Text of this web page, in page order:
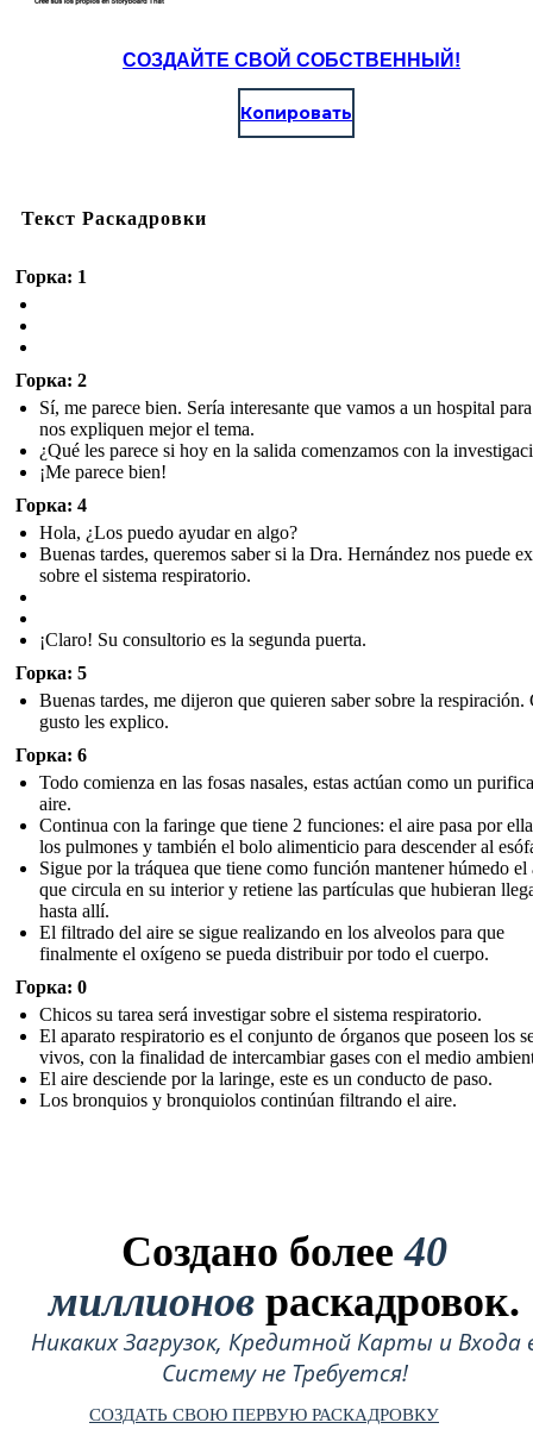
СОЗДАЙТЕ СВОЙ СОБСТВЕННЫЙ!
Копировать
Текст Раскадровки
Горка: 1
Горка: 2
Sí, me parece bien. Sería interesante que vamos a un hospital
nos expliquen mejor el tema.
¿Qué les parece si hoy en la salida comenzamos con la
¡Me parece bien!
Горка: 4
Hola, ¿Los puedo ayudar en algo?
Buenas tardes, queremos saber si la Dra. Hernández nos puede
sobre el sistema respiratorio.
¡Claro! Su consultorio es la segunda puerta.
Горка: 5
Buenas tardes, me dijeron que quieren saber sobre la respiración.
gusto les explico.
Горка: 6
Todo comienza en las fosas nasales , estas actúan como un
aire.
Continua con la faringe que tiene 2 funciones: el aire pasa por
los pulmones y también el bolo alimenticio para descender al
Sigue por la tráquea que tiene como función mantener húmedo el
que circula en su interior y retiene las partículas que hubieran
hasta allí.
El filtrado del aire se sigue realizando en los alveolos par a que
finalmente el oxígeno se pueda distribuir por todo el cuerpo.
Горка: 0
Chicos su tarea será investigar sobre el sistema respiratorio .
El aparato respiratorio es el conjunto de órganos que poseen los
vivos, con la finalidad de intercambiar gases con el medio
El aire desciende por la laringe , este es un conducto de paso.
Los bronquios y bronquiolos continúan filtrando el aire.
Создано более40
миллионов раскадровок.
Никаких Загрузок, Кредитной Карты и Входа
Систему не Требуется!
СОЗДАТЬ СВОЮ ПЕРВУЮ РАСКАДРОВКУ